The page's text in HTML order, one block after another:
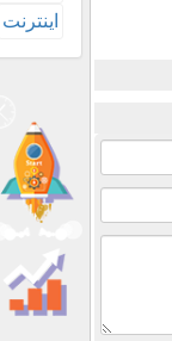
اینترنت